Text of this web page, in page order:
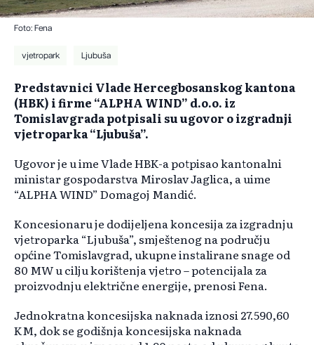
Foto: Fena
vjetropark Ljubuša
Predstavnici Vlade Hercegbosanskog kantona
(HBK) i firme “ALPHA WIND” d.o.o. iz
Tomislavgrada potpisali su ugovor o izgradnji
vjetroparka “Ljubuša”.
Ugovor je u ime Vlade HBK-a potpisao kantonalni
ministar gospodarstva Miroslav Jaglica, a uime
“ALPHA WIND” Domagoj Mandić.
Koncesionaru je dodijeljena koncesija za izgradnju
vjetroparka “Ljubuša”, smještenog na području
općine Tomislavgrad, ukupne instalirane snage od
80 MW u cilju korištenja vjetro – potencijala za
proizvodnju električne energije, prenosi Fena.
Jednokratna koncesijska naknada iznosi 27.590,60
KM, dok se godišnja koncesijska naknada